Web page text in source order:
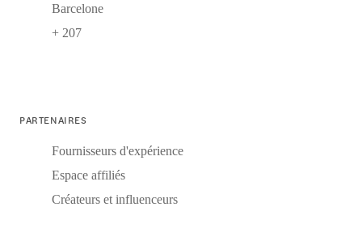
Barcelone
+ 207
PARTENAIRES
Fournisseurs d'expérience
Espace affiliés
Créateurs et influenceurs